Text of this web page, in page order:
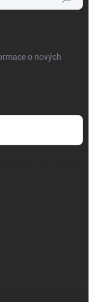
o nových